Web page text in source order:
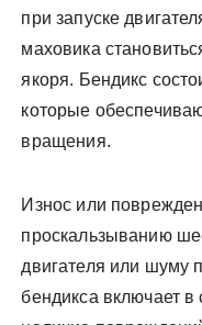
при запуске
маховика
якоря. Бендикс
которые
вращения.
Износ или
проскальзыванию
двигателя или шуму
бендикса включает